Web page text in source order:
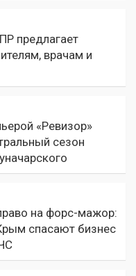
предлагает
врачам и
«Ревизор»
сезон
на форс-мажор:
спасают бизнес